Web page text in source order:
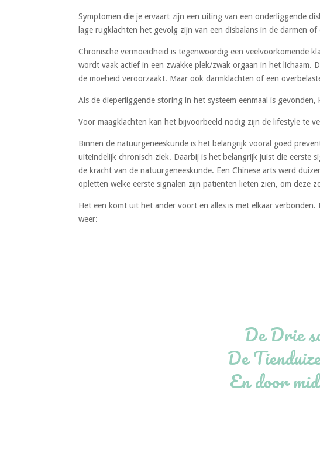
Symptomen die je ervaart zijn een uiting van een onderliggende
lage rugklachten het gevolg zijn van een disbalans in de darmen
Chronische vermoeidheid is tegenwoordig een veelvoorkomende
wordt vaak actief in een zwakke plek/zwak orgaan in het lichaam.
de moeheid veroorzaakt. Maar ook darmklachten of een
Als de dieperliggende storing in het systeem eenmaal is
Voor maagklachten kan het bijvoorbeeld nodig zijn de lifestyle te
Binnen de natuurgeneeskunde is het belangrijk vooral goed
uiteindelijk chronisch ziek. Daarbij is het belangrijk juist die eerste
de kracht van de natuurgeneeskunde. Een Chinese arts werd
opletten welke eerste signalen zijn patienten lieten zien, om deze
Het een komt uit het ander voort en alles is met elkaar
weer:
De Drie
De
En door